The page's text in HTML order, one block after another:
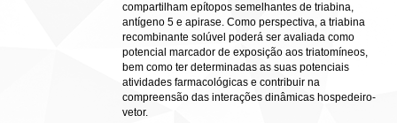
compartilham epítopos semelhantes de triabina,
antígeno 5 e apirase. Como perspectiva, a triabina
recombinante solúvel poderá ser avaliada como
potencial marcador de exposição aos triatomíneos,
bem como ter determinadas as suas potenciais
atividades farmacológicas e contribuir na
compreensão das interações dinâmicas hospedeiro-
vetor.